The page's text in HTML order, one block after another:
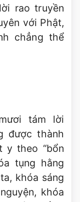
rao truyền
với Phật,
chẳng thể
tám lời
được thành
y theo “bổn
tụng hằng
khóa sáng
khóa